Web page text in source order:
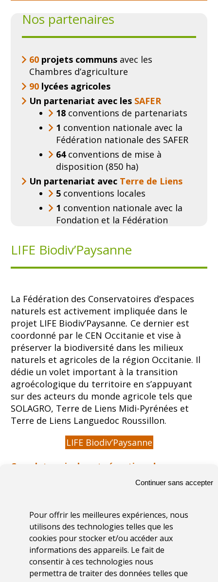
Pour offrir les meilleures expériences, nous
utilisons des technologies telles que les
cookies pour stocker et/ou accéder aux
informations des appareils. Le fait de
consentir à ces technologies nous
permettra de traiter des données telles que
Continuer sans accepter
Nos partenaires
60 projets communsavec les
Chambres d’agriculture
90 lycées agricoles
Un partenariat avec les SAFER
18conventions de partenariats
1 convention nationale avec la
Fédération nationale des SAFER
64conventions de mise à
disposition (850 ha)
Un partenariat avec Terre de Liens
5 conventions locales
1 convention nationale avec la
Fondation et la Fédération
LIFE Biodiv’Paysanne
La Fédération des Conservatoires d’espaces
naturels est activement impliquée dans le
projet LIFE Biodiv’Paysanne. Ce dernier est
coordonné par le CEN Occitanie et vise à
préserver la biodiversité dans les milieux
naturels et agricoles de la région Occitanie. Il
dédie un volet important à la transition
agroécologique du territoire en s’appuyant
sur des acteurs du monde agricole tels que
SOLAGRO, Terre de Liens Midi-Pyrénées et
Terre de Liens Languedoc Roussillon.
LIFE Biodiv’Paysanne
Ce volet agricole est réparti en deux
une meilleure prise en compte de la
biodiversité au sein de leur exploitation, via
la mise en place d’un diagnostic qui croise
les trois composantes socio-économiques,
agronomiques et écologiques. Cette prise en
compte sera propulsée par la rédaction et la